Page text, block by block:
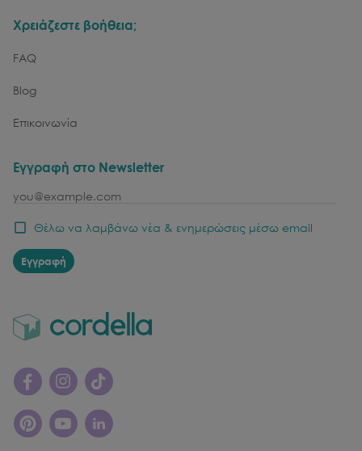
Χρειάζεστε βοήθεια;
FAQ
Blog
Επικοινωνία
Εγγραφή στο Newsletter
email
Θέλω να λαμβάνω νέα & ενημερώσεις μέσω email
Εγγραφή